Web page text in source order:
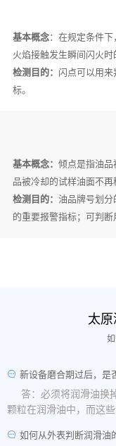
基本概念：在规定条件下
火焰接触发生瞬间闪火时
检测目的： 闪点可以用
标。
基本概念： 倾点是指油品
品被冷却的试样油面不再
检测目的： 油品牌号划分
的重要报警指标；可判断
太
新设备磨合期过后，是
答：必须将润滑油换
颗粒在润滑油中，而这
如何从外表判断润滑油